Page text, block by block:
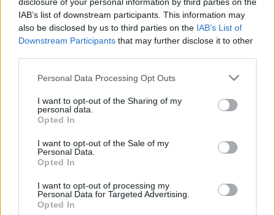
IAB’s list of downstream participants. This information may
also be disclosed by us to third parties on the IAB’s List of
Downstream Participants that may further disclose it to other
Personal Data Processing Opt Outs
I want to opt-out of the Sharing of my
personal data.
Opted In
I want to opt-out of the Sale of my
Personal Data.
Opted In
I want to opt-out of processing my
Personal Data for Targeted Advertising.
Opted In
siglos XVIII y XIX. Destaca la decoración mural de la
sacristía de 1788. Se trata de un espacio rectangular
en tres tramos cubierto de bóvedas de cañón con
lunetos. Las pinturas responden a un programa
eucarístico.
Mapa